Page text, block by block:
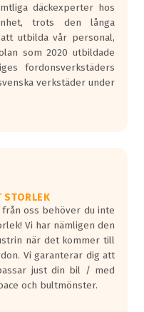
däckexperter hos
trots den långa
utbilda vår personal,
som 2020 utbildade
fordonsverkstäders
verkstäder under
STORLEK
oss behöver du inte
Vi har nämligen den
när det kommer till
Vi garanterar dig att
just din bil / med
och bultmönster.